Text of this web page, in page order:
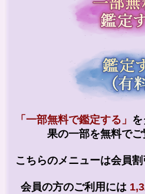
「一部無料で鑑定する」
果の一部を無料でご
こちらのメニューは会員割
会員の方のご利用には